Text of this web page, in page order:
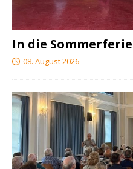
In die
08. August 2026